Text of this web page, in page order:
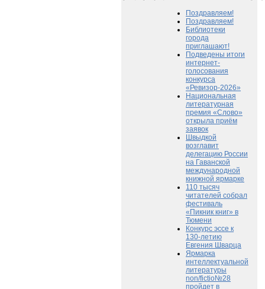
Поздравляем!
Поздравляем!
Библиотеки
города
приглашают!
Подведены итоги
интернет-
голосования
конкурса
«Ревизор-2026»
Национальная
литературная
премия «Слово»
открыла приём
заявок
Швыдкой
возглавит
делегацию России
на Гаванской
международной
книжной ярмарке
110 тысяч
читателей собрал
фестиваль
«Пикник книг» в
Тюмени
Конкурс эссе к
130-летию
Евгения Шварца
Ярмарка
интеллектуальной
литературы
non/fictio№28
пройдет в